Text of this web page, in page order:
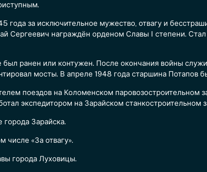
года за исключительное мужество, отвагу и
Сергеевич награждён орденом Славы I степени.
был ранен или контужен. После окончания войны
мосты. В апреле 1948 года старшина Потапов
поездов на Коломенском паровозостроительном
экспедитором на Зарайском станкостроительном
Зарайска.
«За отвагу».
города Луховицы.